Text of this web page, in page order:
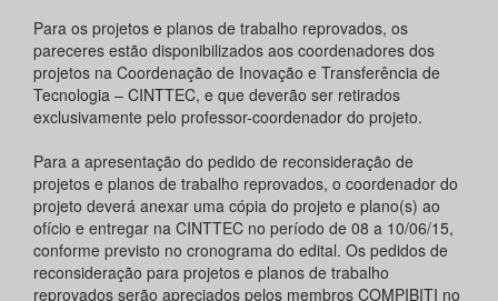
Para os projetos e planos de trabalho reprovados, os
pareceres estão disponibilizados aos coordenadores dos
projetos na Coordenação de Inovação e Transferência de
Tecnologia – CINTTEC, e que deverão ser retirados
exclusivamente pelo professor-coordenador do projeto.
Para a apresentação do pedido de reconsideração de
projetos e planos de trabalho reprovados, o coordenador do
projeto deverá anexar uma cópia do projeto e plano(s) ao
ofício e entregar na CINTTEC no período de 08 a 10/06/15,
conforme previsto no cronograma do edital. Os pedidos de
reconsideração para projetos e planos de trabalho
reprovados serão apreciados pelos membros COMPIBITI no